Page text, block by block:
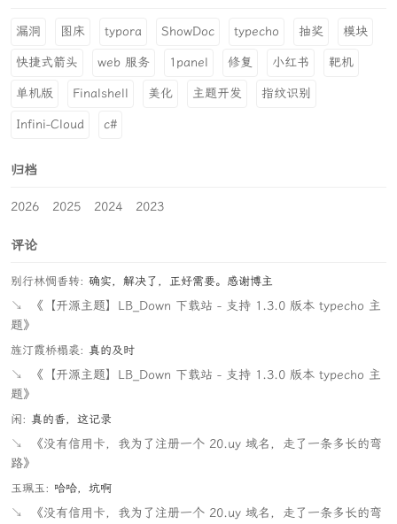
漏洞 图床 typora ShowDoc typecho 抽奖 模块
快捷式箭头 web 服务 1panel 修复 小红书 靶机
单机版 Finalshell 美化 主题开发 指纹识别
Infini-Cloud c#
归档
2026 2025 2024 2023
评论
别行林惆香转: 确实，解决了，正好需要。感谢博主
↘
《【开源主题】LB_Down 下载站 - 支持 1.3.0 版本 typecho 主
题》
旌汀霞桥榻裘: 真的及时
↘
《【开源主题】LB_Down 下载站 - 支持 1.3.0 版本 typecho 主
题》
闲: 真的香，这记录
↘
《没有信用卡，我为了注册一个 20.uy 域名，走了一条多长的弯
路》
玉珮玉: 哈哈，坑啊
↘
《没有信用卡，我为了注册一个 20.uy 域名，走了一条多长的弯